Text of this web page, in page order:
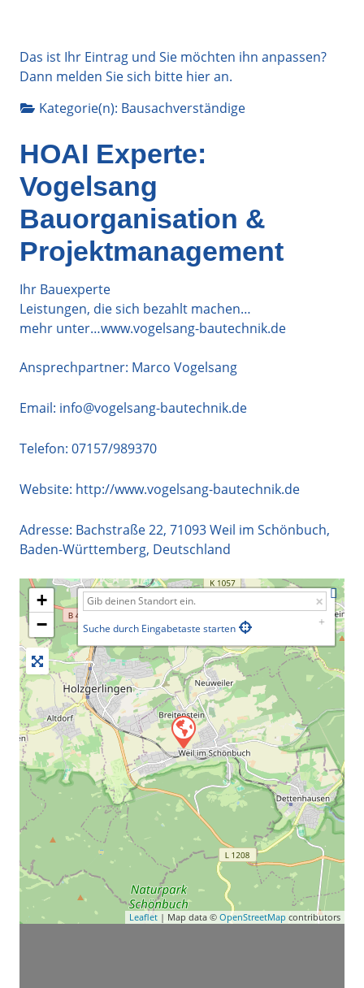
Das ist Ihr Eintrag und Sie möchten ihn anpassen?
Dann melden Sie sich bitte hieran.
Kategorie(n): Bausachverständige
HOAI Experte:
Vogelsang
Bauorganisation &
Projektmanagement
Ihr Bauexperte
Leistungen, die sich bezahlt machen…
mehr unter…www.vogelsang-bautechnik.de
Ansprechpartner: Marco Vogelsang
Email: info@vogelsang-bautechnik.de
Telefon: 07157/989370
Website: http://www.vogelsang-bautechnik.de
Adresse: Bachstraße 22, 71093Weil im Schönbuch,
Baden-Württemberg, Deutschland
+
−
Suche durch Eingabetaste starten
Leaflet | Map data © OpenStreetMap contributors